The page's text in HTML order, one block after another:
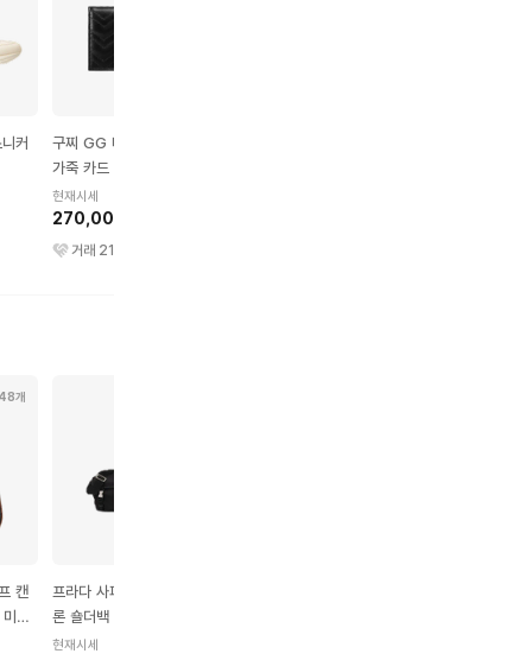
커
구찌 GG 마몽 마틀라세
가죽 카드 케이스 블랙
현재시세
270,000원
거래 216
48개
캔
디
프라다 사피아노 & 리나일
론 숄더백 라지 블랙
현재시세